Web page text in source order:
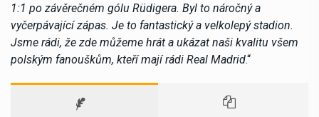
1:1 po závěrečném gólu Rüdigera. Byl to náročný a
vyčerpávající zápas. Je to fantastický a velkolepý stadion.
Jsme rádi, že zde můžeme hrát a ukázat naši kvalitu všem
polským fanouškům, kteří mají rádi Real Madrid.“